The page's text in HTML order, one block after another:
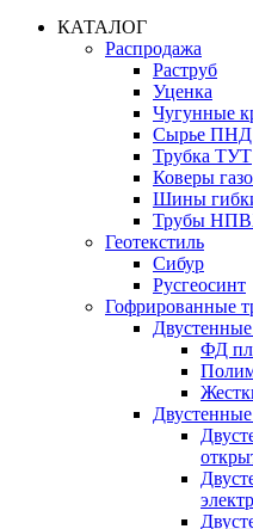
КАТАЛОГ
Распродажа
Раструб
Уценка
Чугунные
Сырье ПНД
Трубка ТУТ
Коверы
Шины
Трубы
Геотекстиль
Сибур
Русгеосинт
Гофрированные
ФД